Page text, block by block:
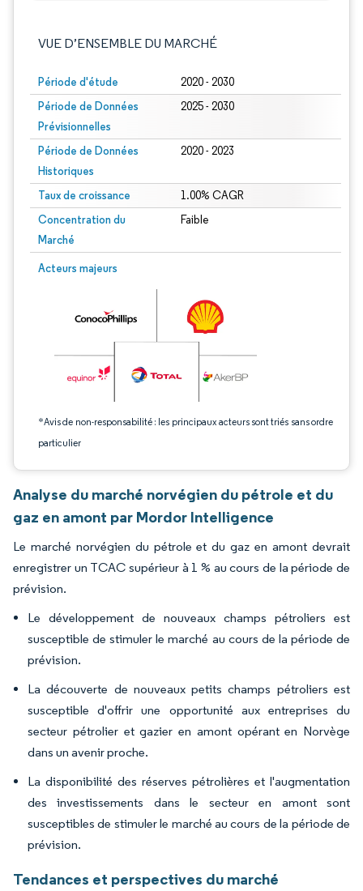
VUE D’ENSEMBLE DU MARCHÉ
Période d'étude 2020 - 2030
Période de Données
Prévisionnelles
2025 - 2030
Période de Données
Historiques
2020 - 2023
Taux de croissance 1.00% CAGR
Concentration du
Marché
Faible
Acteurs majeurs
*Avis de non-responsabilité : les principaux acteurs sont triés sans ordre
particulier
Image © Mordor Intelligence. La réutilisation nécessite une attribution sous CC
Analyse du marché norvégien du pétrole et du
gaz en amont par Mordor Intelligence
Le marché norvégien du pétrole et du gaz en amont devrait
enregistrer un TCAC supérieur à 1 % au cours de la période de
prévision.
Le développement de nouveaux champs pétroliers est
susceptible de stimuler le marché au cours de la période de
prévision.
La découverte de nouveaux petits champs pétroliers est
susceptible d'offrir une opportunité aux entreprises du
secteur pétrolier et gazier en amont opérant en Norvège
dans un avenir proche.
La disponibilité des réserves pétrolières et l'augmentation
des investissements dans le secteur en amont sont
susceptibles de stimuler le marché au cours de la période de
prévision.
Tendances et perspectives du marché